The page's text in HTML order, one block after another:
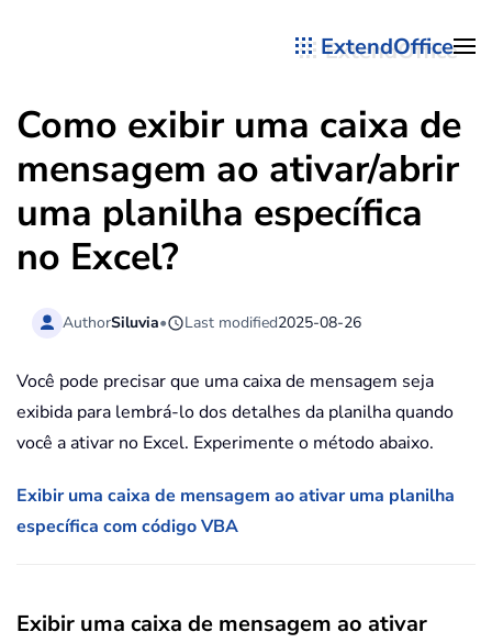
ExtendOffice
Como exibir uma caixa de
mensagem ao ativar/abrir
uma planilha específica
no Excel?
AuthorSiluvia• Last modified2025-08-26
Você pode precisar que uma caixa de mensagem seja
exibida para lembrá-lo dos detalhes da planilha quando
você a ativar no Excel. Experimente o método abaixo.
Exibir uma caixa de mensagem ao ativar uma planilha
específica com código VBA
Exibir uma caixa de mensagem ao ativar